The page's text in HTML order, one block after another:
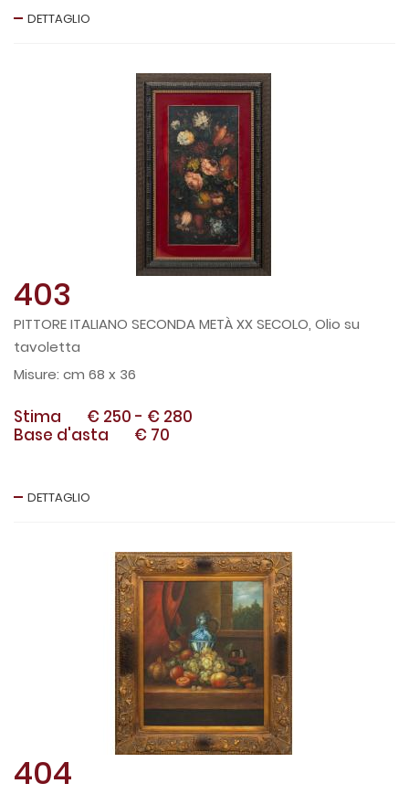
DETTAGLIO
403
PITTORE ITALIANO SECONDA METÀ XX SECOLO, Olio su
tavoletta
cm 68 x 36
Stima € 250 - € 280
Base d'asta
€ 70
DETTAGLIO
404